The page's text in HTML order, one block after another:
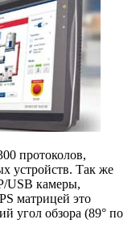
протоколов,
устройств. Так же
USB камеры,
матрицей это
угол обзора (89° по